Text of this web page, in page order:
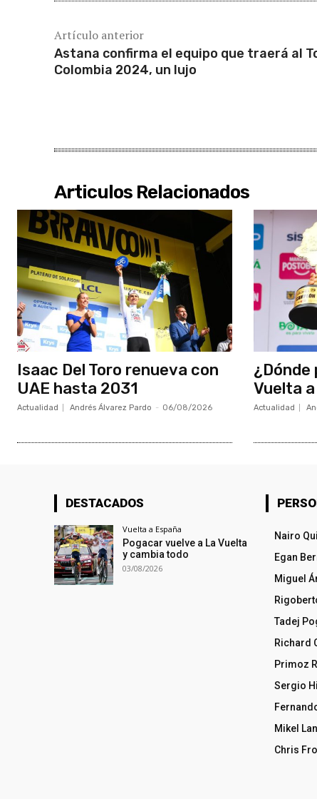
Artículo anterior
Astana confirma el equipo que traerá al
Colombia 2024, un lujo
Articulos Relacionados
Isaac Del Toro renueva con
UAE hasta 2031
Actualidad Andrés Álvarez Pardo - 06/08/2026
¿Dónde
Vuelta
Actualidad
DESTACADOS
Vuelta a España
Pogacar vuelve a La Vuelta
y cambia todo
03/08/2026
Nairo
Egan
Miguel
Tadej
Richard
Primoz
Sergio
Mikel
Chris